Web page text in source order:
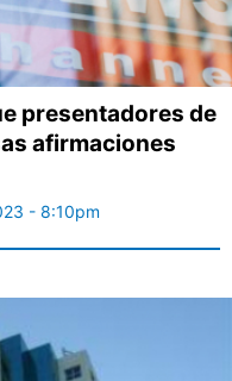
presentadores de
afirmaciones
- 8:10pm